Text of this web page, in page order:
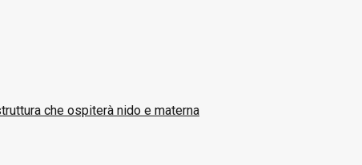
che ospiterà nido e materna